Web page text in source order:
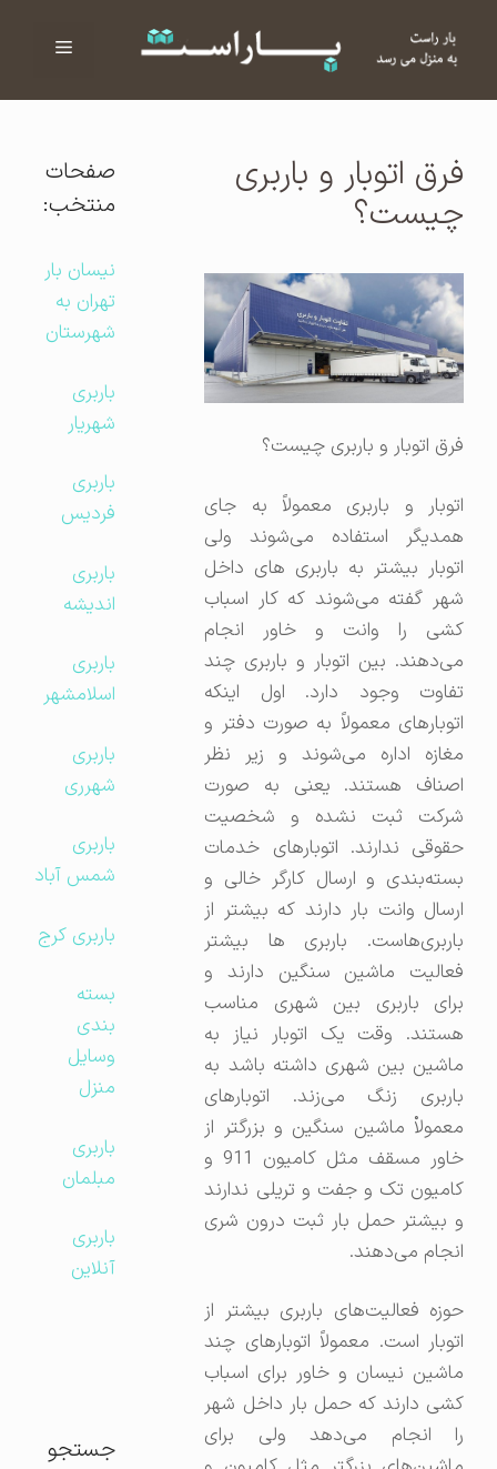
فهرست
فرق اتوبار و باربری
چیست؟
فرق اتوبار و باربری چیست؟
اتوبار و باربری معمولاً به جای
همدیگر استفاده می‌شوند ولی
اتوبار بیشتر به باربری های داخل
شهر گفته می‌شوند که کار اسباب
کشی را وانت و خاور انجام
می‌دهند. بین اتوبار و باربری چند
تفاوت وجود دارد. اول اینکه
اتوبارهای معمولاً به صورت دفتر و
مغازه اداره می‌شوند و زیر نظر
اصناف هستند. یعنی به صورت
شرکت ثبت نشده و شخصیت
حقوقی ندارند. اتوبارهای خدمات
بسته‌بندی و ارسال کارگر خالی و
ارسال وانت بار دارند که بیشتر از
باربری‌هاست. باربری ها بیشتر
فعالیت ماشین سنگین دارند و
برای باربری بین شهری مناسب
هستند. وقت یک اتوبار نیاز به
ماشین بین شهری داشته باشد به
باربری زنگ می‌زند. اتوبارهای
معمولاْ ماشین سنگین و بزرگتر از
خاور مسقف مثل کامیون 911 و
کامیون تک و جفت و تریلی ندارند
و بیشتر حمل بار ثبت درون شری
انجام می‌دهند.
حوزه فعالیت‌های باربری بیشتر از
اتوبار است. معمولاً اتوبارهای چند
ماشین نیسان و خاور برای اسباب
کشی دارند که حمل بار داخل شهر
را انجام می‌دهد ولی برای
صفحات
منتخب:
نیسان بار
تهران به
شهرستان
باربری
شهریار
باربری
فردیس
باربری
اندیشه
باربری
اسلامشهر
باربری
شهرری
باربری
شمس آباد
باربری کرج
بسته
بندی
وسایل
منزل
باربری
مبلمان
باربری
آنلاین
جستجو